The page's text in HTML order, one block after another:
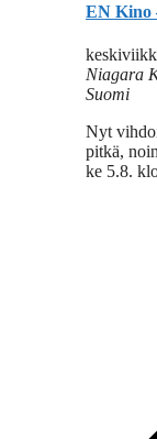
EN Kino
Niagara
Suomi
Nyt
pitkä,
ke 5.8.